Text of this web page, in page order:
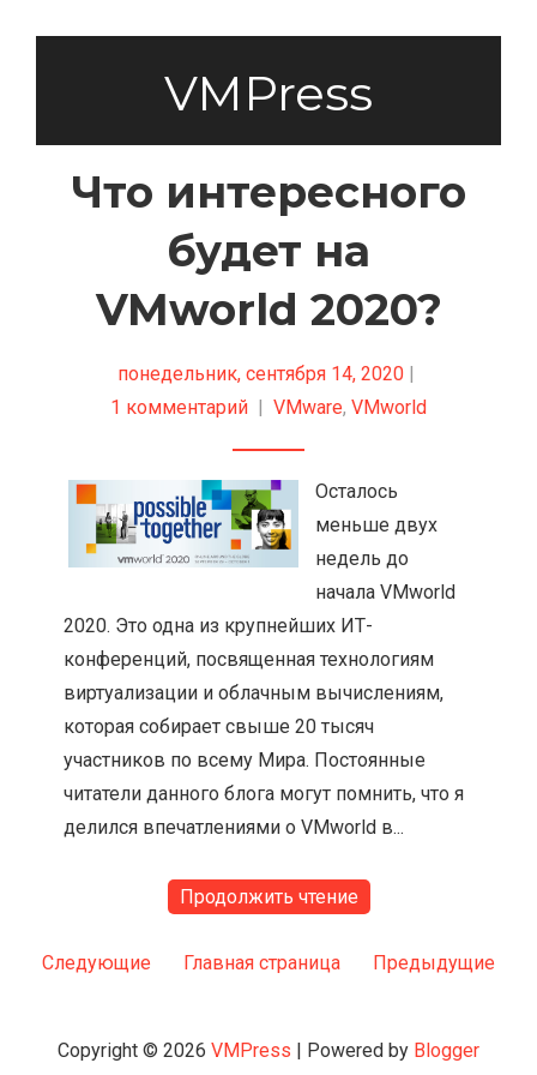
VMPress
Что интересного
будет на
VMworld 2020?
понедельник, сентября 14, 2020 |
1 комментарий | VMware, VMworld
Осталось
меньше двух
недель до
начала VMworld
2020. Это одна из крупнейших ИТ-
конференций, посвященная технологиям
виртуализации и облачным вычислениям,
которая собирает свыше 20 тысяч
участников по всему Мира. Постоянные
читатели данного блога могут помнить, что я
делился впечатлениями о VMworld в...
Продолжить чтение
Следующие Предыдущие
Главная страница
Copyright © 2026 VMPress | Powered by Blogger